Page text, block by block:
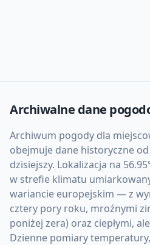
Archiwalne dane
Archiwum pogody dla
obejmuje dane historyczne
dzisiejszy. Lokalizacja na
w strefie klimatu
wariancie europejskim — z
cztery pory roku, mroźnymi
poniżej zera) oraz ciepłymi,
Dzienne pomiary